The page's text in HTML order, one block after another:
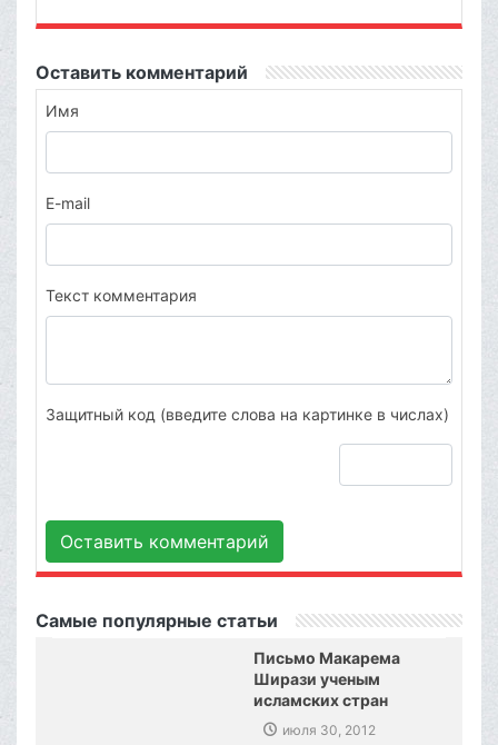
Оставить комментарий
Имя
E-mail
Текст комментария
Защитный код (введите слова на картинке в числах)
Оставить комментарий
Самые популярные статьи
Письмо Макарема
Ширази ученым
исламских стран
июля 30, 2012